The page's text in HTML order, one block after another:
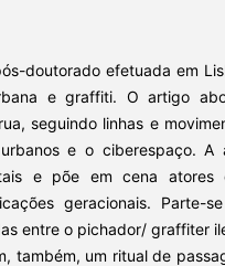
doutorado efetuada em
e graffiti. O artigo
seguindo linhas e
e o ciberespaço. A
e põe em cena atores
geracionais. Parte-
entre o pichador/ graffiter
também, um ritual de